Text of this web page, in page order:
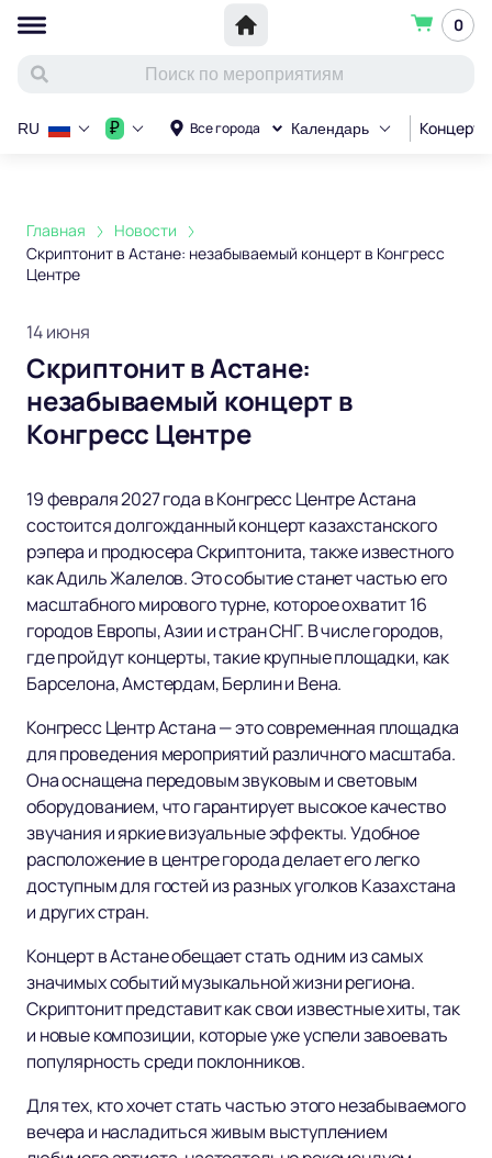
0
Все города Календарь Концерт
RU ₽
Главная
Новости
Скриптонит в Астане: незабываемый концерт в Конгресс
Центре
14 июня
Скриптонит в Астане:
незабываемый концерт в
Конгресс Центре
19 февраля 2027 года в Конгресс Центре Астана
состоится долгожданный концерт казахстанского
рэпера и продюсера Скриптонита, также известного
как Адиль Жалелов. Это событие станет частью его
масштабного мирового турне, которое охватит 16
городов Европы, Азии и стран СНГ. В числе городов,
где пройдут концерты, такие крупные площадки, как
Барселона, Амстердам, Берлин и Вена.
Конгресс Центр Астана — это современная площадка
для проведения мероприятий различного масштаба.
Она оснащена передовым звуковым и световым
оборудованием, что гарантирует высокое качество
звучания и яркие визуальные эффекты. Удобное
расположение в центре города делает его легко
доступным для гостей из разных уголков Казахстана
и других стран.
Концерт в Астане обещает стать одним из самых
значимых событий музыкальной жизни региона.
Скриптонит представит как свои известные хиты, так
и новые композиции, которые уже успели завоевать
популярность среди поклонников.
Для тех, кто хочет стать частью этого незабываемого
вечера и насладиться живым выступлением